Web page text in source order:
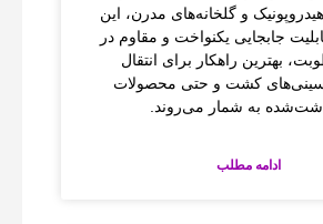
و گلخانه‌های مدرن، این
جابجایی یکنواخت و مقاوم در
بهترین راهکار برای انتقال
سینی‌های کشت و حتی محصولات
به شمار می‌روند.
ادامه مطلب